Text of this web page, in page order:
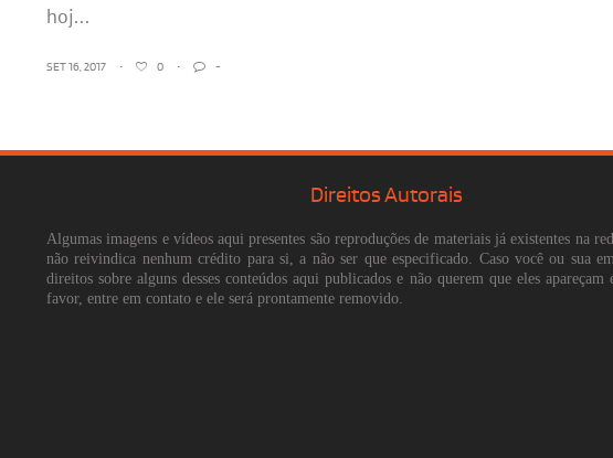
hoj...
SET 16, 2017 • 0 • -
Direitos Autorais
Algumas imagens e vídeos aqui presentes são reproduções de materiais já existentes na
não reivindica nenhum crédito para si, a não ser que especificado. Caso você ou sua
direitos sobre alguns desses conteúdos aqui publicados e não querem que eles apareçam
favor, entre em contato e ele será prontamente removido.